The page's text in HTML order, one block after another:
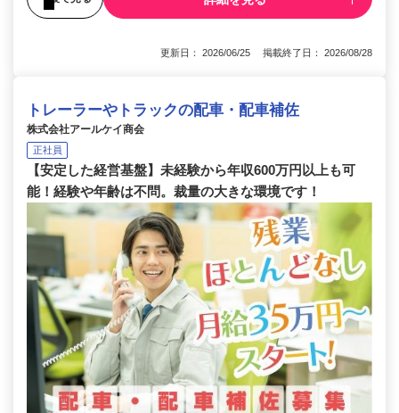
更新日： 2026/06/25 掲載終了日： 2026/08/28
トレーラーやトラックの配車・配車補佐
株式会社アールケイ商会
正社員
【安定した経営基盤】未経験から年収600万円以上も可
能！経験や年齢は不問。裁量の大きな環境です！